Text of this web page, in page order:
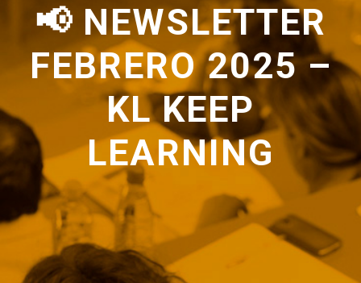
📢 NEWSLETTER
FEBRERO 2025 –
KL KEEP
LEARNING